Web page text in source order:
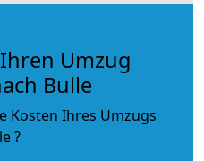
Umzug
Bulle
Kosten Ihres Umzugs
?